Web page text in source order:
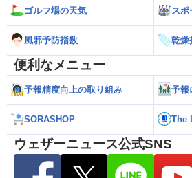
ゴルフ場の天気 スポ
風邪予防指数 乾燥
便利なメニュー
予報精度向上の取り組み 予報
SORASHOP The
ウェザーニュース公式SNS